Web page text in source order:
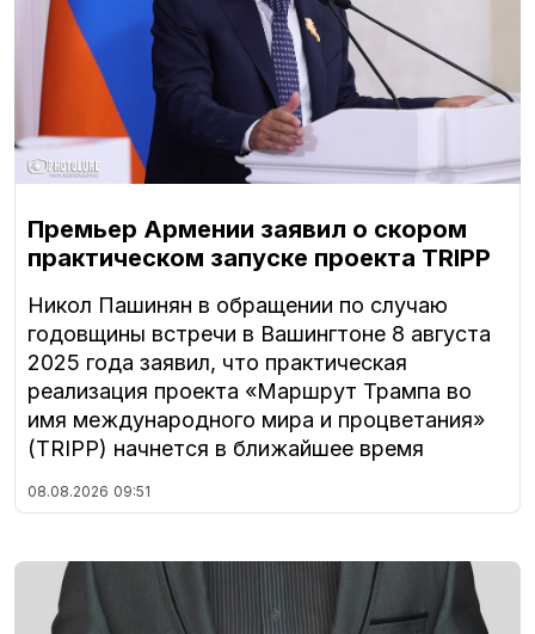
Премьер Армении заявил о скором
практическом запуске проекта TRIPP
Никол Пашинян в обращении по случаю
годовщины встречи в Вашингтоне 8 августа
2025 года заявил, что практическая
реализация проекта «Маршрут Трампа во
имя международного мира и процветания»
(TRIPP) начнется в ближайшее время
08.08.2026 09:51